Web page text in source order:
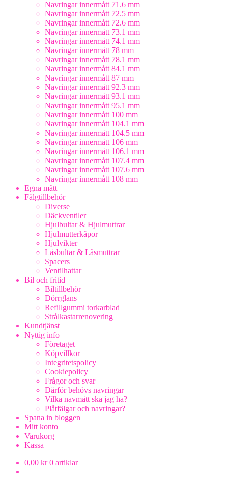
Navringar innermått 71.6 mm
Navringar innermått 72.5 mm
Navringar innermått 72.6 mm
Navringar innermått 73.1 mm
Navringar innermått 74.1 mm
Navringar innermått 78 mm
Navringar innermått 78.1 mm
Navringar innermått 84.1 mm
Navringar innermått 87 mm
Navringar innermått 92.3 mm
Navringar innermått 93.1 mm
Navringar innermått 95.1 mm
Navringar innermått 100 mm
Navringar innermått 104.1 mm
Navringar innermått 104.5 mm
Navringar innermått 106 mm
Navringar innermått 106.1 mm
Navringar innermått 107.4 mm
Navringar innermått 107.6 mm
Navringar innermått 108 mm
Egna mått
Fälgtillbehör
Diverse
Däckventiler
Hjulbultar & Hjulmuttrar
Hjulmutterkåpor
Hjulvikter
Låsbultar & Låsmuttrar
Spacers
Ventilhattar
Bil och fritid
Biltillbehör
Dörrglans
Refillgummi torkarblad
Strålkastarrenovering
Kundtjänst
Nyttig info
Företaget
Köpvillkor
Integritetspolicy
Cookiepolicy
Frågor och svar
Därför behövs navringar
Vilka navmått ska jag ha?
Plåtfälgar och navringar?
Spana in bloggen
Mitt konto
Varukorg
Kassa
0,00 kr 0 artiklar